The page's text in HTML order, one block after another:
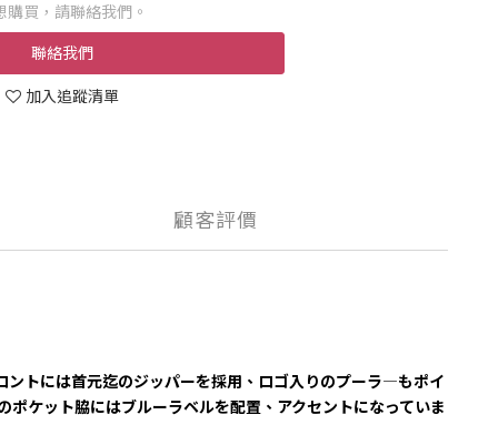
購買，請聯絡我們。
聯絡我們
加入追蹤清單
顧客評價
ントには首元迄のジッパーを採用、ロゴ入りのプーラ―もポイ
ケット脇にはブルーラベルを配置、アクセントになっていま